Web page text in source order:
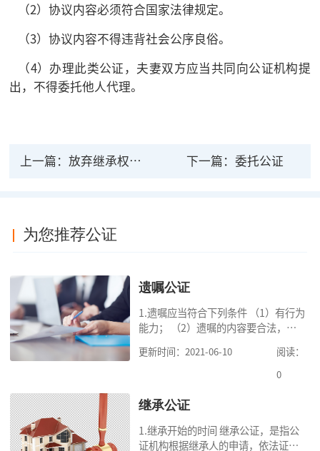
（2）协议内容必须符合国家法律规定。
（3）协议内容不得违背社会公序良俗。
（4）办理此类公证，夫妻双方应当共同向公证机构提
出，不得委托他人代理。
上一篇：放弃继承权声明公证 下一篇：委托公证
为您推荐公证
遗嘱公证
1.遗嘱应当符合下列条件 （1）有行为
能力； （2）遗嘱的内容要合法，对
人要保留必要的份额； （3）遗嘱中
的财产是个人合法财产。 2.可受理的
更新时间：2021-06-10
阅读：
0
继承公证
1.继承开始的时间 继承公证，是指公
证机构根据继承人的申请，依法证明